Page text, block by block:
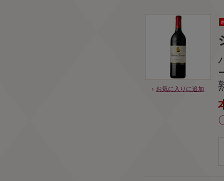
お気に入りに追加